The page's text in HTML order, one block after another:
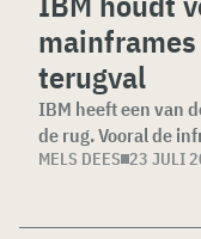
terugval
IBM heeft een van
de rug. Vooral de
MELS DEES 23 JULI